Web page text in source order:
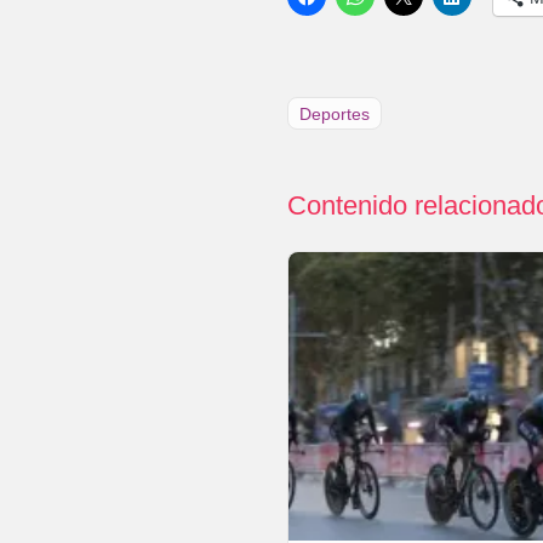
Deportes
Contenido